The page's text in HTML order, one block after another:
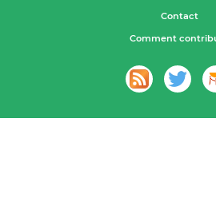
Contact
Comment